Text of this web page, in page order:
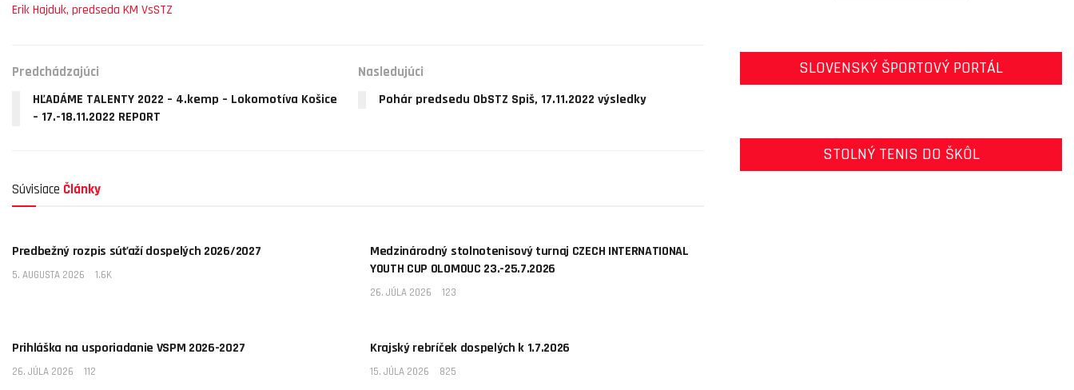
Erik Hajduk, predseda KM VsSTZ
Predchádzajúci
HĽADÁME TALENTY 2022 – 4.kemp – Lokomotíva Košice
– 17.-18.11.2022 REPORT
Nasledujúci
Pohár predsedu ObSTZ Spiš, 17.11.2022 výsledky
Súvisiace Články
Predbežný rozpis súťaží dospelých 2026/2027
5. AUGUSTA 2026 1.6K
Medzinárodný stolnotenisový turnaj CZECH INTERNATIONAL
YOUTH CUP OLOMOUC 23.-25.7.2026
26. JÚLA 2026 123
Prihláška na usporiadanie VSPM 2026-2027
26. JÚLA 2026 112
Krajský rebríček dospelých k 1.7.2026
15. JÚLA 2026 825
SLOVENSKÝ ŠPORTOVÝ PORTÁL
STOLNÝ TENIS DO ŠKÔL